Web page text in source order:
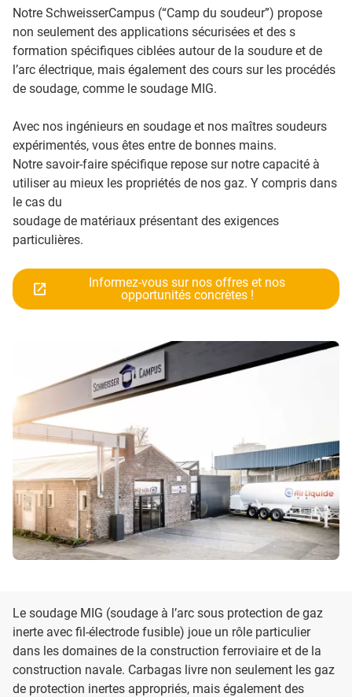
Notre SchweisserCampus (“Camp du soudeur”) propose
non seulement des applications sécurisées et des s
formation spécifiques ciblées autour de la soudure et de
l’arc électrique, mais également des cours sur les procédés
de soudage, comme le soudage MIG.
Avec nos ingénieurs en soudage et nos maîtres soudeurs
expérimentés, vous êtes entre de bonnes mains.
Notre savoir-faire spécifique repose sur notre capacité à
utiliser au mieux les propriétés de nos gaz. Y compris dans
le cas du
soudage de matériaux présentant des exigences
particulières.
Informez-vous sur nos offres et nos
opportunités concrètes !
Le soudage MIG (soudage à l’arc sous protection de gaz
inerte avec fil-électrode fusible) joue un rôle particulier
dans les domaines de la construction ferroviaire et de la
construction navale. Carbagas livre non seulement les gaz
de protection inertes appropriés, mais également des